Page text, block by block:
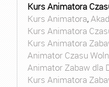
Kurs Animatora
Kurs Animatora,
Kurs Animatora
Kurs Animatora
Animator Czasu
Animator Zabaw dla
Kurs Animatora